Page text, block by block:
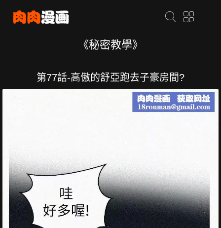
《秘密教學》
第77話-高傲的舒亞跑去子豪房間?